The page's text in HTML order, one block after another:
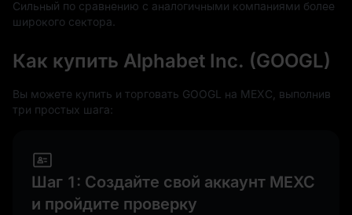
Сильный по сравнению с аналогичными компаниями более
широкого сектора.
Как купить Alphabet Inc. (GOOGL)
Вы можете купить и торговать GOOGL на MEXC, выполнив
три простых шага:
Шаг 1: Создайте свой аккаунт MEXC
и пройдите проверку